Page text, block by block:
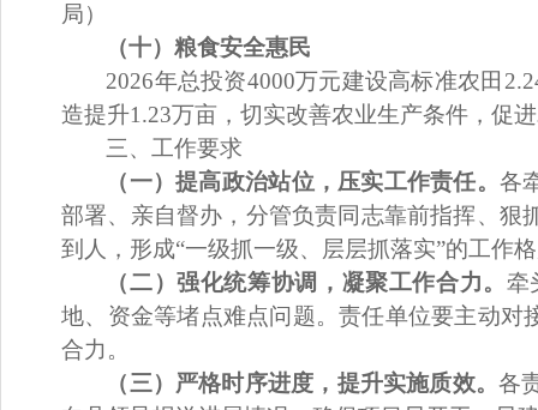
局）
（十）粮食安全惠民
2026年总投资4000万元建设高标准农田
造提升1.23万亩 ，切实改善农业生产条件，促
三、工作要求
（一）提高政治站位，压实工作责任。 各
部署、亲自督办，分管负责同志靠前指挥、狠
到人，形成“一级抓一级、层层抓落实”的工作
（二）强化统筹协调，凝聚工作合力。 牵
地、资金等堵点难点问题。责任单位要主动对
合力。
（三）严格时序进度，提升实施质效。各